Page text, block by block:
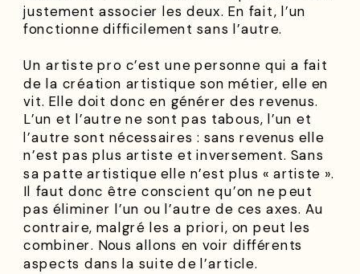
justement associer les deux. En fait, l’un
fonctionne difficilement sans l’autre.
Un artiste pro c’est une personne qui a fait
de la création artistique son métier, elle en
vit. Elle doit donc en générer des revenus.
L’un et l’autre ne sont pas tabous, l’un et
l’autre sont nécessaires : sans revenus elle
n’est pas plus artiste et inversement. Sans
sa patte artistique elle n’est plus « artiste ».
Il faut donc être conscient qu’on ne peut
pas éliminer l’un ou l’autre de ces axes. Au
contraire, malgré les a priori, on peut les
combiner. Nous allons en voir différents
aspects dans la suite de l’article.